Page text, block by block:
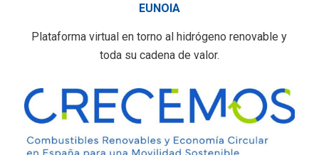
EUNOIA
Plataforma virtual en torno al hidrógeno renovable y
toda su cadena de valor.